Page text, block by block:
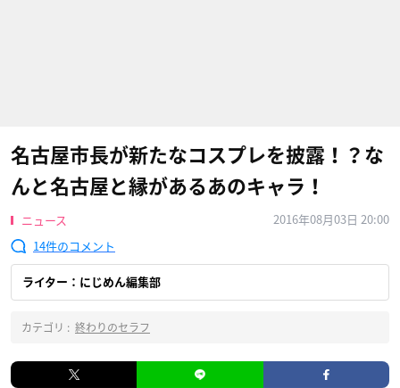
名古屋市長が新たなコスプレを披露！？な
んと名古屋と縁があるあのキャラ！
ニュース
2016年08月03日 20:00
14
ライター：にじめん編集部
カテゴリ : 終わりのセラフ